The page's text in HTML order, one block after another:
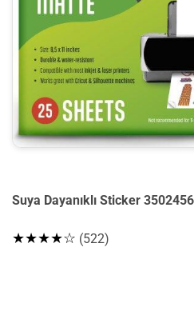
Suya Dayanıklı Sticker 3502456
★★★★☆ (522)